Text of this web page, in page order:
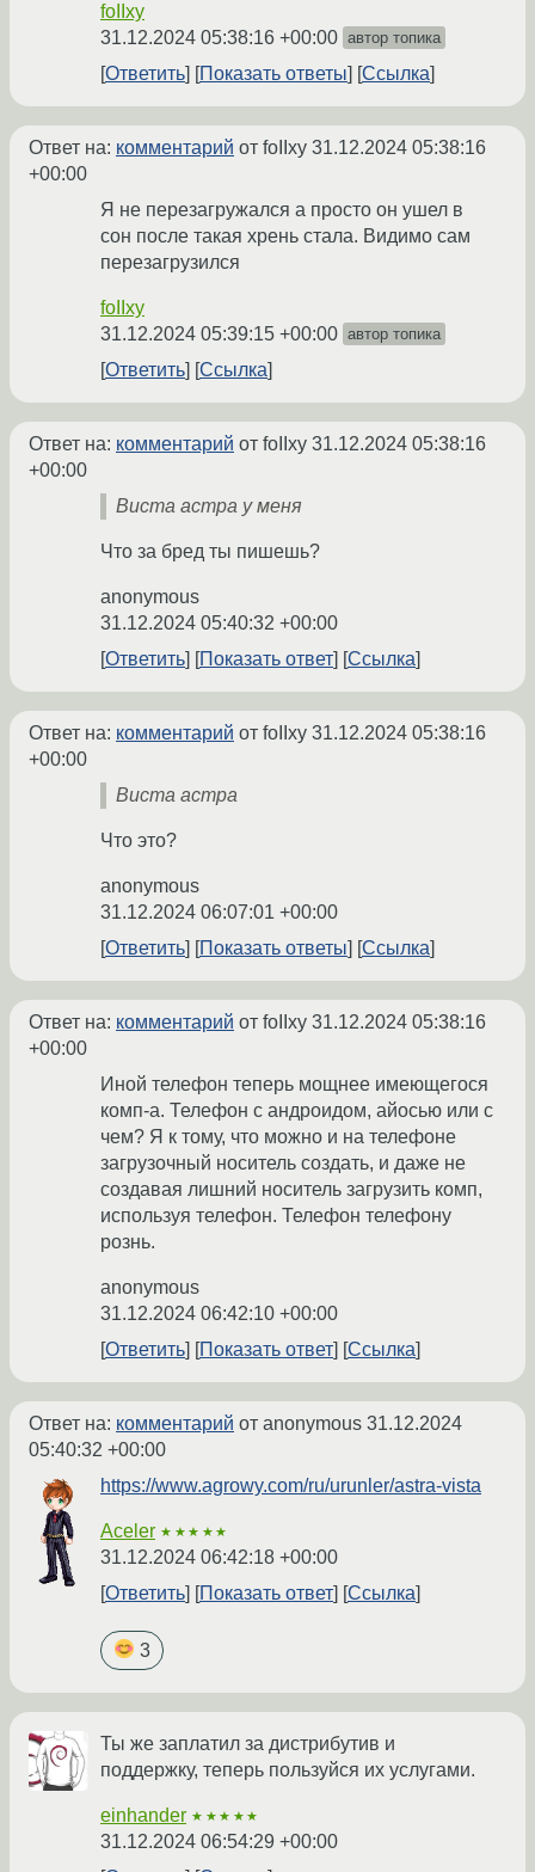
foIIxy
31.12.2024 05:38:16 +00:00 автор топика
Ответить Показать ответы Ссылка
Ответ на: комментарий от foIIxy 31.12.2024 05:38:16
+00:00
Я не перезагружался а просто он ушел в
сон после такая хрень стала. Видимо сам
перезагрузился
foIIxy
31.12.2024 05:39:15 +00:00 автор топика
Ответить Ссылка
Ответ на: комментарий от foIIxy 31.12.2024 05:38:16
+00:00
Виста астра у меня
Что за бред ты пишешь?
anonymous
31.12.2024 05:40:32 +00:00
Ответить
Показать ответ Ссылка
Ответ на: комментарий от foIIxy 31.12.2024 05:38:16
+00:00
Виста астра
Что это?
anonymous
31.12.2024 06:07:01 +00:00
Ответить
Показать ответы Ссылка
Ответ на: комментарий от foIIxy 31.12.2024 05:38:16
+00:00
Иной телефон теперь мощнее имеющегося
комп-а. Телефон с андроидом, айосью или с
чем? Я к тому, что можно и на телефоне
загрузочный носитель создать, и даже не
создавая лишний носитель загрузить комп,
используя телефон. Телефон телефону
рознь.
anonymous
31.12.2024 06:42:10 +00:00
Ответить
Показать ответ Ссылка
Ответ на: комментарий от anonymous 31.12.2024
05:40:32 +00:00
https://www.agrowy.com/ru/urunler/astra-vista
Aceler ★★★★★
31.12.2024 06:42:18 +00:00
Ответить
Показать ответ Ссылка
3
Ты же заплатил за дистрибутив и
поддержку, теперь пользуйся их услугами.
einhander ★★★★★
31.12.2024 06:54:29 +00:00